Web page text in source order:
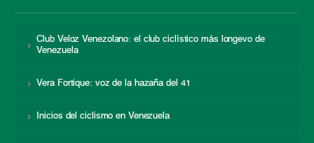
Club Veloz Venezolano: el club ciclístico más longevo de
Venezuela
Vera Fortique: voz de la hazaña del 41
Inicios del ciclismo en Venezuela